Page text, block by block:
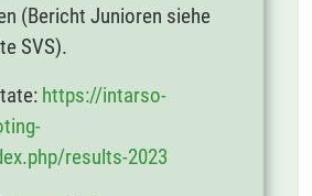
(Bericht Junioren siehe
SVS).
https://intarso-
results-2023